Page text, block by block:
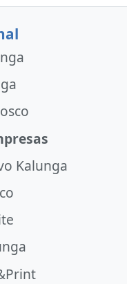
Kalunga